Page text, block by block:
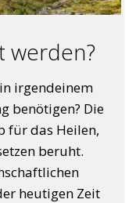
werden?
irgendeinem
benötigen? Die
für das Heilen,
beruht.
heutigen Zeit